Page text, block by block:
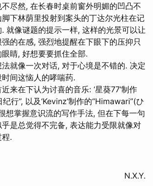
然, 在长春时桌前窗外明媚的凹凸不
下林荫里投射到案头的丁达尔光柱在记
就像谜题的提示一样, 这样的光景可以让
的在感, 强烈地提醒在下眼下的压抑只
睛, 好想要要抓住全部.
像一次对话, 对于心境是不错的. 决定
间这恼人的哮喘药.
在下认为讨喜的音乐: ‘星葵77’制作
纪行”, 以及‘Kevinz’制作的“Himawari”(ひ
想掌握意识流的写作手法, 但在下每一句
是总觉得不完备, 表达能力受限就像对
.
N.X.Y.